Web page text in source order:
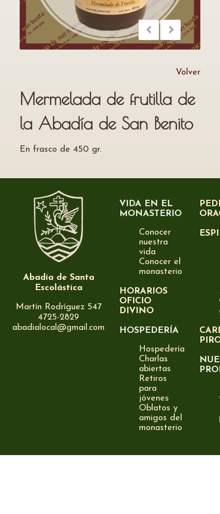
Volver
Mermelada de frutilla de
la Abadía de San Benito
En frasco de 450 gr.
Abadía de Santa
Escolástica
Martín Rodríguez 547
4725-2829
abadialocal@gmail.com
VIDA EN EL
MONASTERIO
Conocer
nuestra
vida
Conocer el
monasterio
HORARIOS
OFICIO
DIVINO
HOSPEDERÍA
Hospedería
Charlas
abiertas
Retiros
para
jóvenes
Oblatos y
amigos del
monasterio